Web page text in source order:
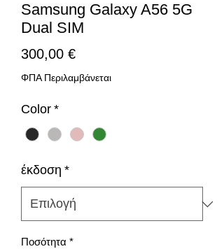
Samsung Galaxy A56 5G
Dual SIM
300,00 €Τιμή
ΦΠΑ Περιλαμβάνεται
Color *
έκδοση *
Ποσότητα *